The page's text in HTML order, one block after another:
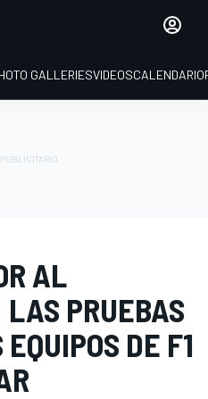
GALLERIESVIDEOSCALENDARIO
AL
LAS PRUEBAS
DE F1